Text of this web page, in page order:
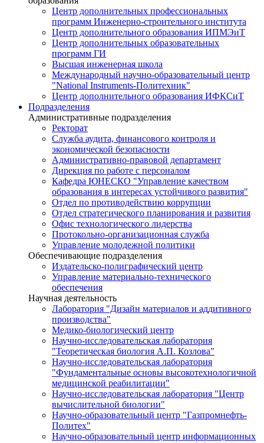
Центр дополнительных профессиональных
программ Инженерно-строительного института
Центр дополнительного образования ИПМЭиТ
Центр дополнительных образовательных
программ ГИ
Высшая инженерная школа
Международный научно-образовательный центр
"National Instruments-Политехник"
Центр дополнительного образования ИФКСиТ
Подразделения
Административные подразделения
Ректорат
Служба аудита, финансового контроля и
экономической безопасности
Административно-правовой департамент
Дирекция по работе с персоналом
Кафедра ЮНЕСКО "Управление качеством
образования в интересах устойчивого развития"
Отдел по противодействию коррупции
Отдел стратегического планирования и развития
Офис технологического лидерства
Протокольно-организационная служба
Управление молодежной политики
Обеспечивающие подразделения
Издательско-полиграфический центр
Управление материально-технического
обеспечения
Научная деятельность
Лаборатория "Дизайн материалов и аддитивного
производства"
Медико-биологический центр
Научно-исследовательская лаборатория
"Теоретическая биология А.П. Козлова"
Научно-исследовательская лаборатория
"Фундаментальные основы высокотехнологичной
медицинской реабилитации"
Научно-исследовательская лаборатория "Центр
вычислительной биологии"
Научно-образовательный центр "Газпромнефть-
Политех"
Научно-образовательный центр информационных